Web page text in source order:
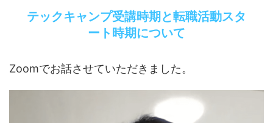
テックキャンプ受講時期と転職活動スタ
ート時期について
Zoomでお話させていただきました。